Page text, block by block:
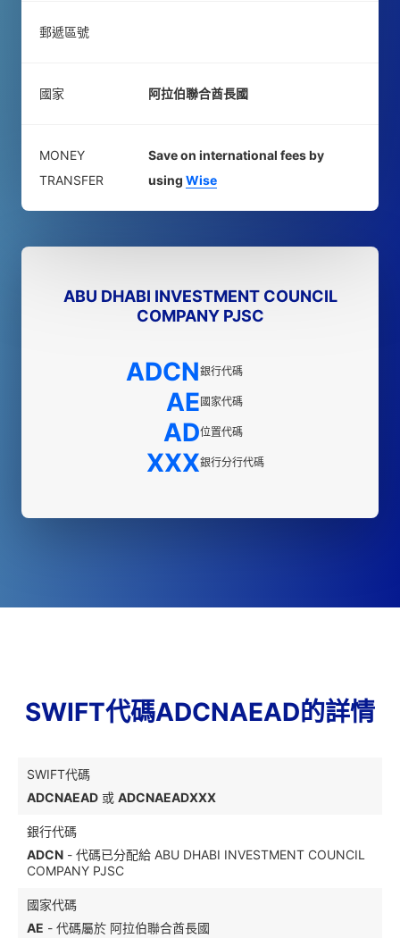
郵遞區號
國家 阿拉伯聯合酋長國
MONEY
TRANSFER
Save on international fees by
using Wise
ABU DHABI INVESTMENT COUNCIL
COMPANY PJSC
ADCN銀行代碼
AE國家代碼
AD位置代碼
XXX銀行分行代碼
SWIFT代碼ADCNAEAD的詳情
SWIFT代碼
ADCNAEAD 或 ADCNAEADXXX
銀行代碼
ADCN - 代碼已分配給 ABU DHABI INVESTMENT COUNCIL
COMPANY PJSC
國家代碼
AE - 代碼屬於 阿拉伯聯合酋長國